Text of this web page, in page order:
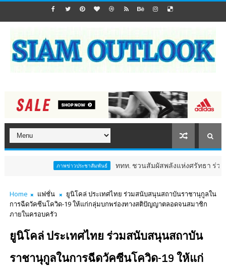
ภาพข่าวประชาสัมพันธ์ ททท. ชวนสัมผัสพลังแห่งศรัทธา ร่วมงาน "ห่มผ้
Home แฟชั่น
ยูนิโคล่ ประเทศไทย ร่วมสนับสนุนสถาบันราชานุกูลใน
การฉีดวัคซีนโควิด-19 ให้แก่กลุ่มบกพร่องทางสติปัญญาตลอดจนสมาชิก
ภายในครอบครัว
ยูนิโคล่ ประเทศไทย ร่วมสนับสนุนสถาบัน
ราชานุกูลในการฉีดวัคซีนโควิด-19 ให้แก่